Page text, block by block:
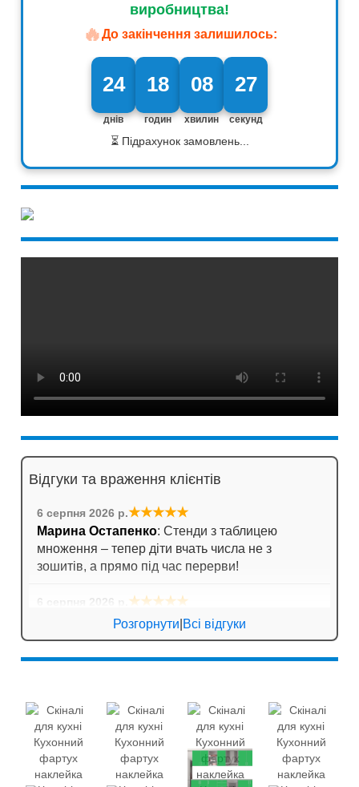
виробництва!
🔥До закінчення залишилось:
24
днів
18
годин
08
хвилин
26
секунд
⏳ Підрахунок замовлень...
Відгуки та враження клієнтів
6 серпня 2026 р.★★★★★
Марина Остапенко: Стенди з таблицею
множення – тепер діти вчать числа не з
зошитів, а прямо під час перерви!
6 серпня 2026 р. ★★★★★
Катерина Біла: Порадувала швидка доставка.
Замовляли кишені для стендів, все чітко,
тримають аркуші надійно.
Сергій: Ціна та якість супер!
Розгорнути Всі відгуки